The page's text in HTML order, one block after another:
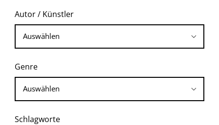
Autor / Künstler
Genre
Schlagworte